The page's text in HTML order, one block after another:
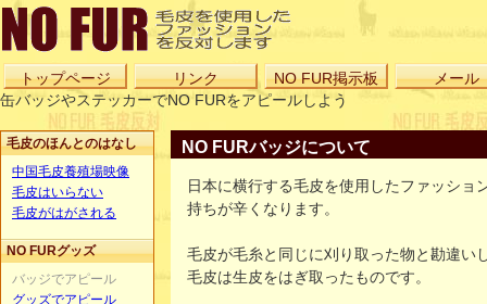
トップページ リンク NO FUR掲示板 メール
缶バッジやステッカーでNO FURをアピールしよう
毛皮のほんとのはなし
中国毛皮養殖場映像
毛皮はいらない
毛皮がはがされる
NO FURグッズ
バッジでアピール
グッズでアピール
NO FURバッジについて
日本に横行する毛皮を使用したファッショ
持ちが辛くなります。
毛皮が毛糸と同じに刈り取った物と勘違い
毛皮は生皮をはぎ取ったものです。